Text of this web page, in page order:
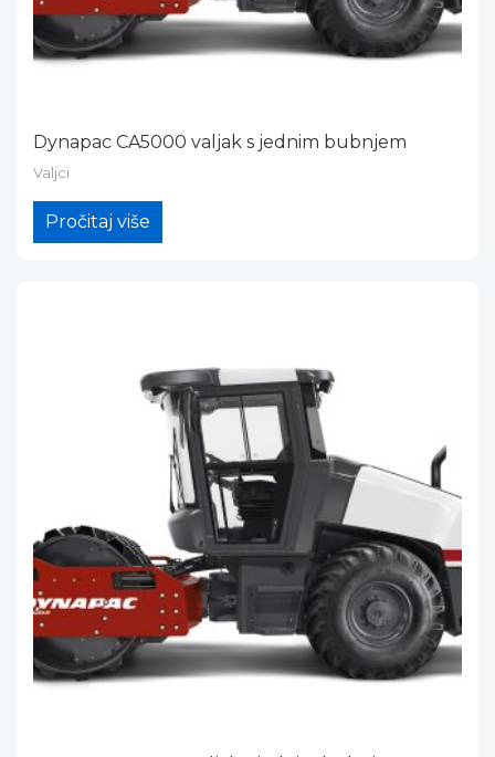
Dynapac CA5000 valjak s jednim bubnjem
Valjci
Pročitaj više